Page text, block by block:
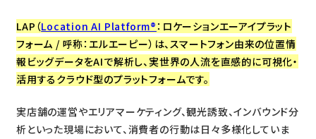
LAP（Location AI Platform® ：ロケーションエーアイプラット
フォーム / 呼称：エルエーピー）は、スマートフォン由来の位置情
報ビッグデータをAIで解析し、実世界の人流を直感的に可視化・
活用するクラウド型のプラットフォームです。
実店舗の運営やエリアマーケティング、観光誘致、インバウンド分
析といった現場において、消費者の行動は日々多様化していま